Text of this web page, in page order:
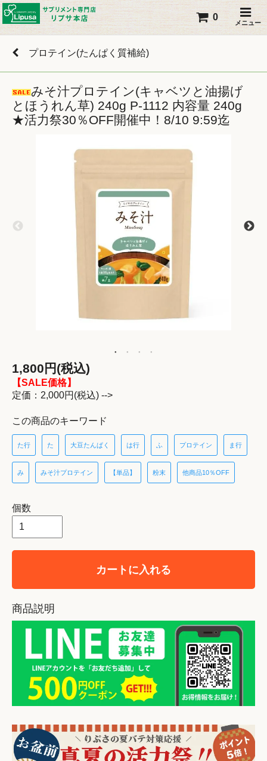
メニュー
0
プロテイン(たんぱく質補給)
みそ汁プロテイン(キャベツと油揚げ
とほうれん草) 240g P-1112 内容量 240g
★活力祭30％OFF開催中！8/10 9:59迄
1,800円(税込)
【SALE価格】
定価：2,000円(税込) -->
この商品のキーワード
た行 た 大豆たんぱく は行 ふ プロテイン ま行
み みそ汁プロテイン 【単品】 粉末 他商品10％OFF
個数
カートに入れる
商品説明